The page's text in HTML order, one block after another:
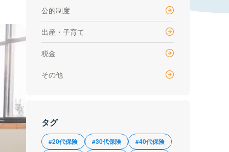
公的制度
出産・子育て
税金
その他
タグ
#20代保険 #30代保険
#40代保険